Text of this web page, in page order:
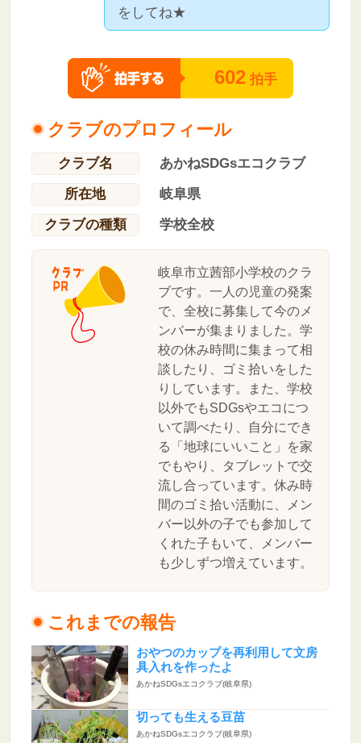
をしてね★
602 拍手
クラブのプロフィール
クラブ名
あかねSDGsエコクラブ
所在地
岐阜県
クラブの種類
学校全校
岐阜市立茜部小学校のクラ
ブです。一人の児童の発案
で、全校に募集して今のメ
ンバーが集まりました。学
校の休み時間に集まって相
談したり、ゴミ拾いをした
りしています。また、学校
以外でもSDGsやエコにつ
いて調べたり、自分にでき
る「地球にいいこと」を家
でもやり、タブレットで交
流し合っています。休み時
間のゴミ拾い活動に、メン
バー以外の子でも参加して
くれた子もいて、メンバー
も少しずつ増えています。
これまでの報告
おやつのカップを再利用して文房
具入れを作ったよ
あかねSDGsエコクラブ(岐阜県)
切っても生える豆苗
あかねSDGsエコクラブ(岐阜県)